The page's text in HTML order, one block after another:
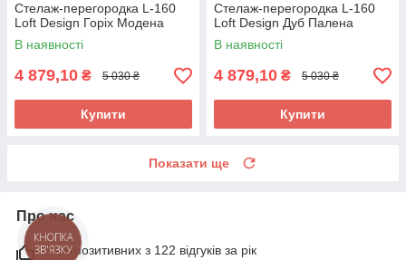
Стелаж-перегородка L-160
Loft Design Горіх Модена
В наявності
4 879,10 ₴ 5 030 ₴
Купити
Стелаж-перегородка L-160
Loft Design Дуб Палена
В наявності
4 879,10 ₴ 5 030 ₴
Купити
Показати ще
Про нас
95% позитивних з 122 відгуків за рік
КНОПКА
ЗВ'ЯЗКУ